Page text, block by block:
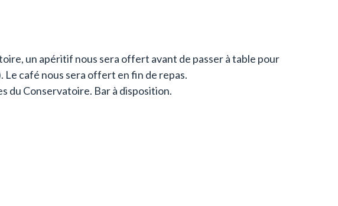
un apéritif nous sera offert avant de passer à table pour
café nous sera offert en fin de repas.
du Conservatoire. Bar à disposition.